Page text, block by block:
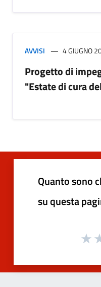
AVVISI 4 GIUGNO
Progetto di
"Estate di cura
Quanto sono
su questa